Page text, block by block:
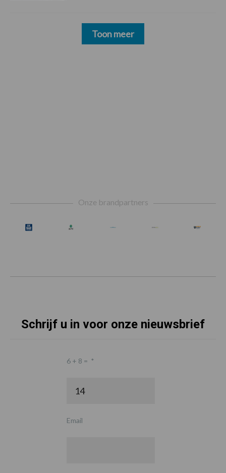
Toon meer
Onze brandpartners
Schrijf u in voor onze nieuwsbrief
6 + 8 = *
Email